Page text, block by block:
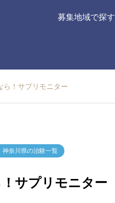
募集地域で探す
ら！サプリモニター
神奈川県の治験一覧
サプリモニター